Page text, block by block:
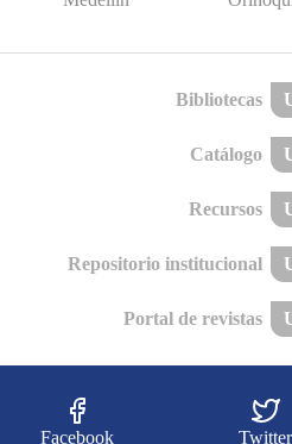
Bibliotecas
Catálogo
Recursos
Repositorio institucional
Portal de revistas
Facebook Twitter